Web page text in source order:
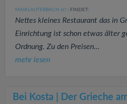
MAIKLAUTERBACH (47 ) FINDET:
Nettes kleines Restaurant das in
Einrichtung ist schon etwas älter
Ordnung. Zu den Preisen...
mehr lesen
Bei Kosta | Der Grieche